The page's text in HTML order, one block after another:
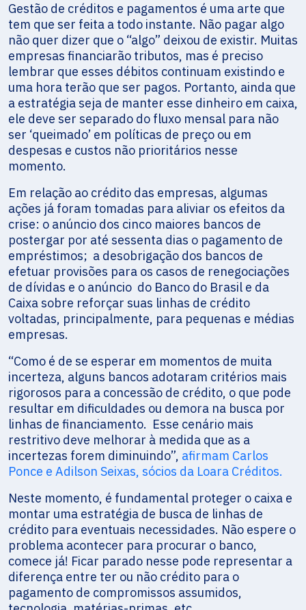
Gestão de créditos e pagamentos é uma arte que
tem que ser feita a todo instante. Não pagar algo
não quer dizer que o “algo” deixou de existir. Muitas
empresas financiarão tributos, mas é preciso
lembrar que esses débitos continuam existindo e
uma hora terão que ser pagos. Portanto, ainda que
a estratégia seja de manter esse dinheiro em caixa,
ele deve ser separado do fluxo mensal para não
ser ‘queimado’ em políticas de preço ou em
despesas e custos não prioritários nesse
momento.
Em relação ao crédito das empresas, algumas
ações já foram tomadas para aliviar os efeitos da
crise: o anúncio dos cinco maiores bancos de
postergar por até sessenta dias o pagamento de
empréstimos; a desobrigação dos bancos de
efetuar provisões para os casos de renegociações
de dívidas e o anúncio do Banco do Brasil e da
Caixa sobre reforçar suas linhas de crédito
voltadas, principalmente, para pequenas e médias
empresas.
“Como é de se esperar em momentos de muita
incerteza, alguns bancos adotaram critérios mais
rigorosos para a concessão de crédito, o que pode
resultar em dificuldades ou demora na busca por
linhas de financiamento. Esse cenário mais
restritivo deve melhorar à medida que as a
incertezas forem diminuindo”, afirmam Carlos
Ponce e Adilson Seixas, sócios da Loara Créditos.
Neste momento, é fundamental proteger o caixa e
montar uma estratégia de busca de linhas de
crédito para eventuais necessidades. Não espere o
problema acontecer para procurar o banco,
comece já! Ficar parado nesse pode representar a
diferença entre ter ou não crédito para o
pagamento de compromissos assumidos,